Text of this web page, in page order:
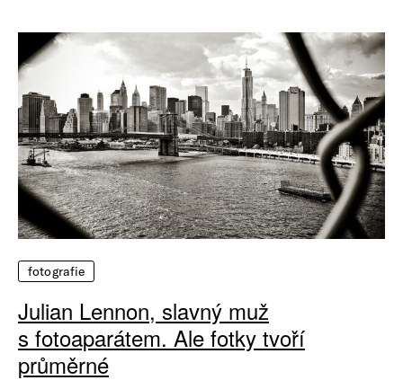
fotografie
Julian Lennon, slavný muž
s fotoaparátem. Ale fotky tvoří
průměrné